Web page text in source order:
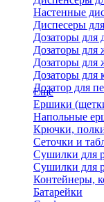
Настенные
Диспесеры
Дозаторы для
Дозаторы для
Дозаторы для
Дозаторы для
Дозатор для
Еще
Ершики
Напольные
Крючки,
Сеточки и
Сушилки для
Сушилки для
Контейнеры,
Батарейки